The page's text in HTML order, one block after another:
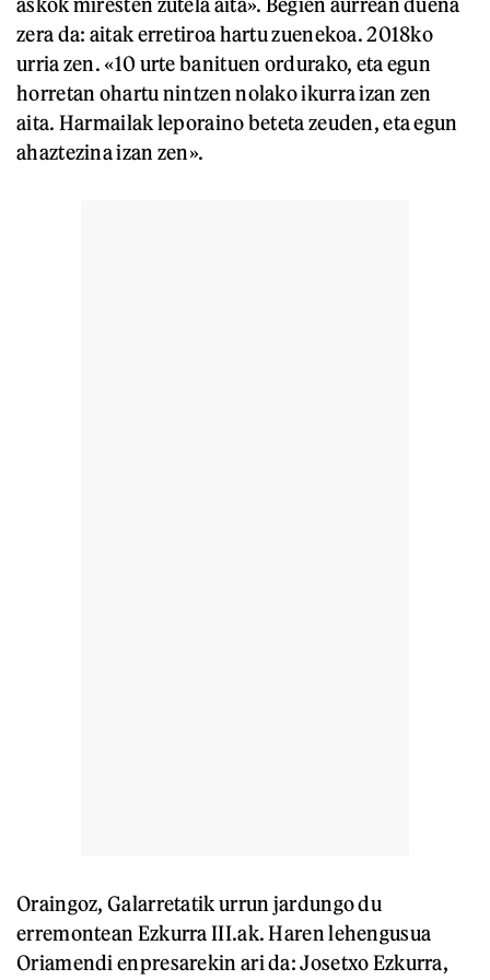
zera da: aitak erretiroa hartu zuenekoa. 2018ko
urria zen. «10 urte banituen ordurako, eta egun
horretan ohartu nintzen nolako ikurra izan zen
aita. Harmailak leporaino beteta zeuden, eta egun
ahaztezina izan zen».
Oraingoz, Galarretatik urrun jardungo du
erremontean Ezkurra III.ak. Haren lehengusua
Oriamendi enpresarekin ari da: Josetxo Ezkurra,